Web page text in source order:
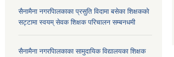
सैनामैना नगरपािलकाका प्रसुति विदामा बसेका शिक्षककाे
सट्टामा स्वयम् सेवक शिक्षक परिचालन सम्बनधमी
सैनामैना नगरपािलकाका सामुदायिक विद्यालयका शिक्षक